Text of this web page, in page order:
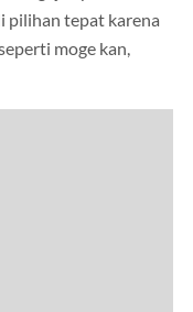
pilihan tepat karena
moge kan,